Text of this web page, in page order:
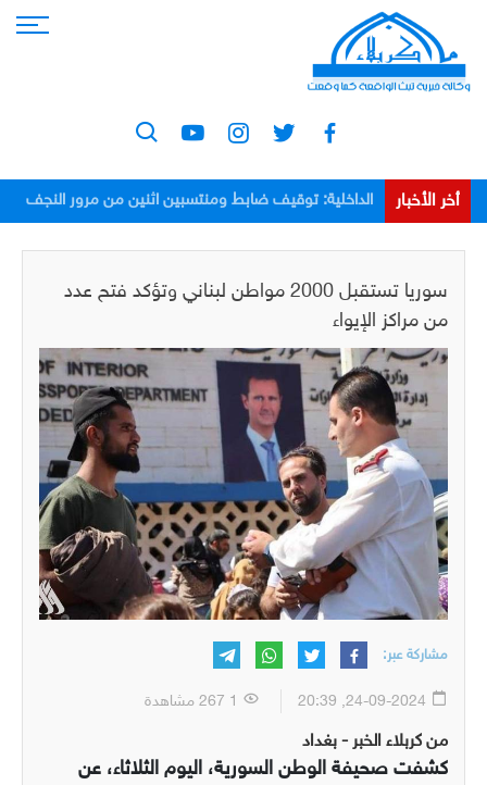
أخر الأخبار
الداخلية: توقيف ضابط ومنتسبين اثنين من مرور النجف
سوريا تستقبل 2000 مواطن لبناني وتؤكد فتح عدد
من مراكز الإيواء
مشاركة عبر:
من كربلاء الخبر - بغداد
كشفت صحيفة الوطن السورية، اليوم الثلاثاء، عن